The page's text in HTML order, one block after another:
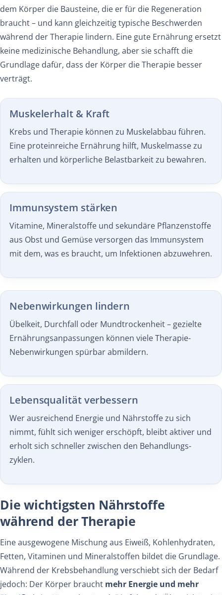
dem Körper die Bausteine, die er für die Regeneration
braucht – und kann gleichzeitig typische Beschwerden
während der Therapie lindern. Eine gute Ernährung ersetzt
keine medizinische Behandlung, aber sie schafft die
Grundlage dafür, dass der Körper die Therapie besser
verträgt.
Muskelerhalt & Kraft
Krebs und Therapie können zu Muskelabbau führen.
Eine proteinreiche Ernährung hilft, Muskelmasse zu
erhalten und körperliche Belastbarkeit zu bewahren.
Immunsystem stärken
Vitamine, Mineralstoffe und sekundäre Pflanzenstoffe
aus Obst und Gemüse versorgen das Immunsystem
mit dem, was es braucht, um Infektionen abzuwehren.
Nebenwirkungen lindern
Übelkeit, Durchfall oder Mundtrockenheit – gezielte
Ernährungs­anpassungen können viele Therapie-
Nebenwirkungen spürbar abmildern.
Lebensqualität verbessern
Wer ausreichend Energie und Nährstoffe zu sich
nimmt, fühlt sich weniger erschöpft, bleibt aktiver und
erholt sich schneller zwischen den Behandlungs­
zyklen.
Die wichtigsten Nährstoffe
während der Therapie
Eine ausgewogene Mischung aus Eiweiß, Kohlenhydraten,
Fetten, Vitaminen und Mineralstoffen bildet die Grundlage.
Während der Krebsbehandlung verschiebt sich der Bedarf
jedoch: Der Körper braucht mehr Energie und mehr